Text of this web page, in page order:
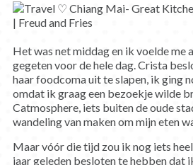
Het was net middag en ik voelde me
gegeten voor de hele dag. Crista
haar foodcoma uit te slapen, ik ging
omdat ik graag een bezoekje wilde
Catmosphere, iets buiten de oude
wandeling van maken om mijn eten
Maar vóór die tijd zou ik nog iets
jaar geleden besloten te hebben dat